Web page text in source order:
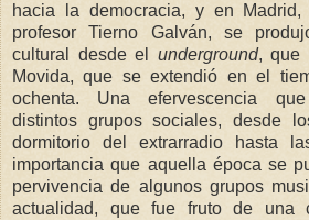
hacia la democracia, y en
profesor Tierno Galván, se
cultural desde el underground, que
Movida, que se extendió en el
ochenta. Una efervescencia
distintos grupos sociales, desde
dormitorio del extrarradio hasta
importancia que aquella época se
pervivencia de algunos grupos
actualidad, que fue fruto de una